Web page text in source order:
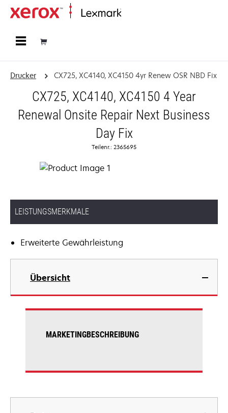
Drucker CX725, XC4140, XC4150 4yr Renew OSR NBD Fix
CX725, XC4140, XC4150 4 Year
Renewal Onsite Repair Next Business
Day Fix
Teilenr.: 2365695
LEISTUNGSMERKMALE
Erweiterte Gewährleistung
Übersicht
MARKETINGBESCHREIBUNG